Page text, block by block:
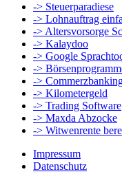
-> Steuerparadiese
-> Lohnauftrag
-> Altersvorsorge
-> Kalaydoo
-> Google
->
->
-> Kilometergeld
-> Trading Software
-> Maxda Abzocke
-> Witwenrente
Impressum
Datenschutz